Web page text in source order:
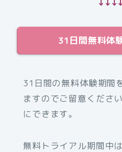
31日間無料体
31日間の無料体験期間
ますのでご留意くださ
にできます。
無料トライアル期間中